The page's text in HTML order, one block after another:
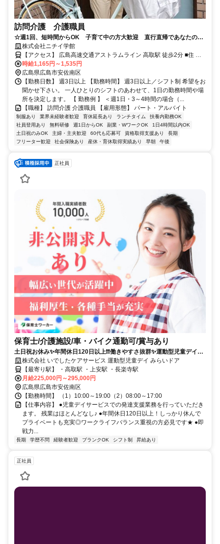
訪問介護 介護職員
☆週1回、短時間からOK 子育て中の方大歓迎 直行直帰であなたの生
活にあった働き方が魅力☆
株式会社ニチイ学館
【アクセス】 広島高速交通アストラムライン 高取駅 徒歩2分 ■住 所
広島県 広島市安佐南区 高取北1丁目4-30サンビル4F-B号 ■アクセス
広島高速交通アストラムライン 高取駅 徒歩2分
時給1,165円～1,535円
広島県広島市安佐南区
【勤務日数】 週3日以上 【勤務時間】 週3日以上／シフト制 希望をお
聞かせ下さい。 一人ひとりのシフトのあわせて、1日の勤務時間や場
所を決定します。 【 勤務例 】 ＜週1日・3～4時間の場合（...
【職種】 訪問介護 介護職員 【雇用形態】 パート・アルバイト
制服あり 業界未経験者歓迎 育休延長あり ランチタイム
扶養内勤務OK
社員登用あり
無料研修 週1日からOK 副業・WワークOK
1日4時間以内OK
土日祝のみOK
主婦・主夫歓迎 60代も応募可 資格取得支援あり
長期
フリーター歓迎
社会保険あり 産休・育休取得実績あり 早朝 午後
正社員
保育士/介護施設/車・バイク通勤可/賞与あり
土日祝お休み✨年間休日120日以上❗️❗️働きやすさ抜群✨運動型児童デイサ
ービスでのお仕事⭐
株式会社 いでしたケアサービス 運動型児童デイ みらいドア
【最寄り駅】 ・高取駅 ・上安駅 ・長楽寺駅
月給225,000円～295,000円
広島県広島市安佐南区
【勤務時間】 （1）10:00～19:00（2）08:00～17:00
【仕事内容】 ●児童デイサービスでの発達支援業務を行っていただき
ます。 残業はほとんどなし♪ ●年間休日120日以上！しっかり休んで
プライベートも充実◎ワークライフバランス重視の方必見です★ ●即
戦力...
長期 学歴不問 経験者歓迎 ブランクOK シフト制 昇給あり
正社員